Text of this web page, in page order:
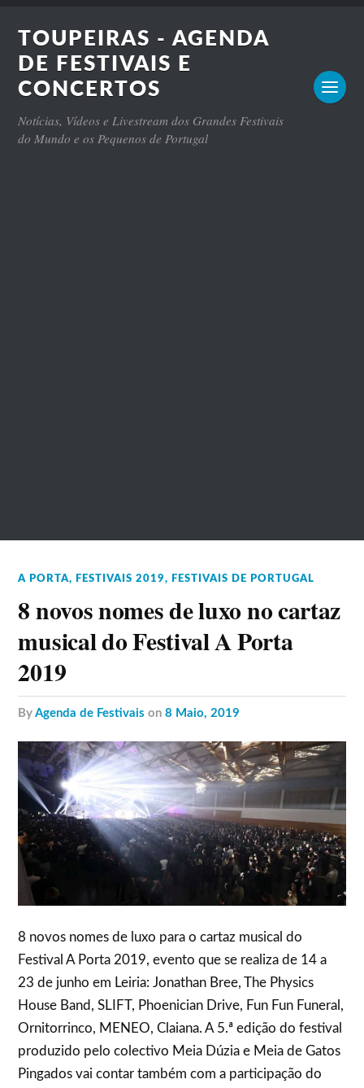
TOUPEIRAS - AGENDA
DE FESTIVAIS E
CONCERTOS
Notícias, Vídeos e Livestream dos Grandes Festivais
do Mundo e os Pequenos de Portugal
A PORTA, FESTIVAIS 2019, FESTIVAIS DE PORTUGAL
8 novos nomes de luxo no cartaz
musical do Festival A Porta
2019
byAgenda de Festivais on8 Maio, 2019
8 novos nomes de luxo para o cartaz musical do
Festival A Porta 2019, evento que se realiza de 14 a
23 de junho em Leiria: Jonathan Bree, The Physics
House Band, SLIFT, Phoenician Drive, Fun Fun Funeral,
Ornitorrinco, MENEO, Claiana. A 5.ª edição do festival
produzido pelo colectivo Meia Dúzia e Meia de Gatos
Pingados vai contar também com a participação do